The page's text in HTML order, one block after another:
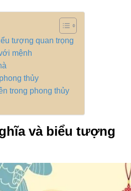
tượng quan trọng
mệnh
thủy
trong phong thủy
và biểu tượng